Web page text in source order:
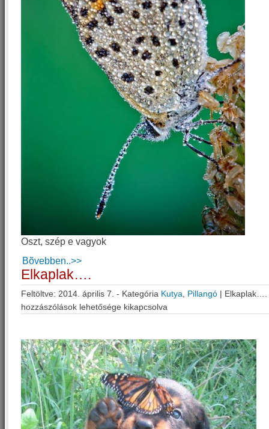
Oszt, szép e vagyok
Bõvebben..>>
Elkaplak….
Feltöltve: 2014. április 7. - Kategória Kutya Pillangó | Elkaplak….
hozzászólások lehetősége kikapcsolva